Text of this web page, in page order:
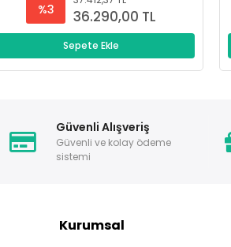
%3 36.290,00 TL
Sepete Ekle
Güvenli Alışveriş
Güvenli ve kolay ödeme
sistemi
Kurumsal